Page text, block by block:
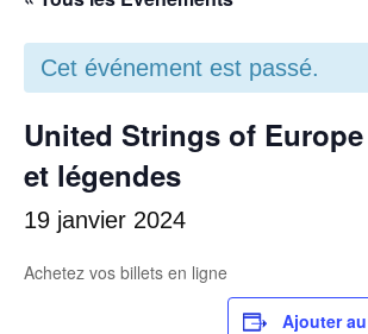
Cet événement est passé.
United Strings of
et légendes
19 janvier 2024
Achetez vos billets en ligne
Ajouter